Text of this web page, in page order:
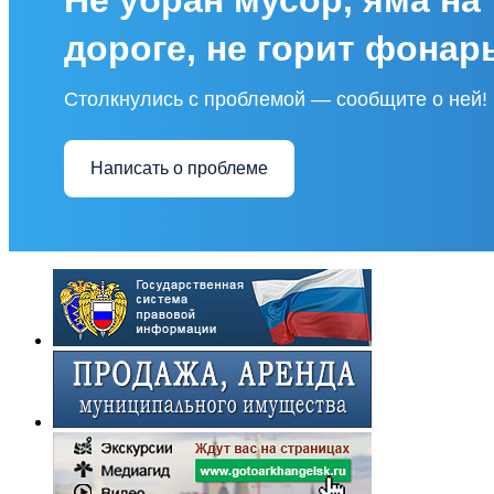
дороге, не горит
Столкнулись с проблемой — сообщите о ней!
Написать о проблеме